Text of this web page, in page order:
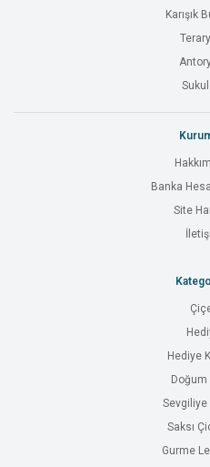
Karışık
Banka
Site
Hediye
Doğum
Sevgiliye
Saksı
Gurme